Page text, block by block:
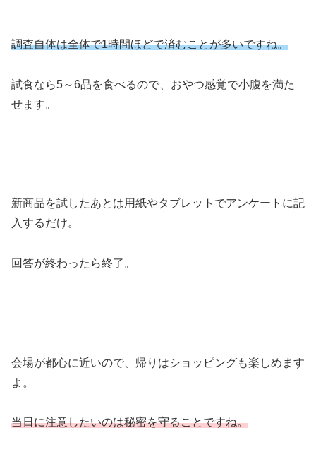
調査自体は全体で1時間ほどで済むことが多いですね。
試食なら5～6品を食べるので、おやつ感覚で小腹を満た
せます。
新商品を試したあとは用紙やタブレットでアンケートに記
入するだけ。
回答が終わったら終了。
会場が都心に近いので、帰りはショッピングも楽しめます
よ。
当日に注意したいのは秘密を守ることですね。